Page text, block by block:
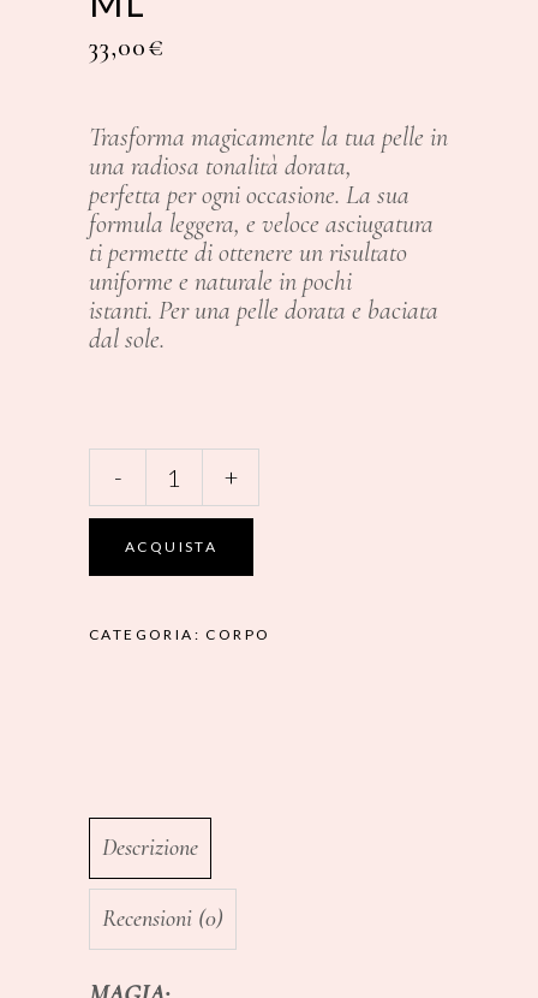
33,00€
Trasforma magicamente la tua pelle in
una radiosa tonalità dorata,
perfetta per ogni occasione. La sua
formula leggera, e veloce asciugatura
ti permette di ottenere un risultato
uniforme e naturale in pochi
istanti. Per una pelle dorata e baciata
dal sole.
ABBRONZANTE
ISTANTANEO
125
quantity
- +
ACQUISTA
CATEGORIA:CORPO
Descrizione
Recensioni (0)